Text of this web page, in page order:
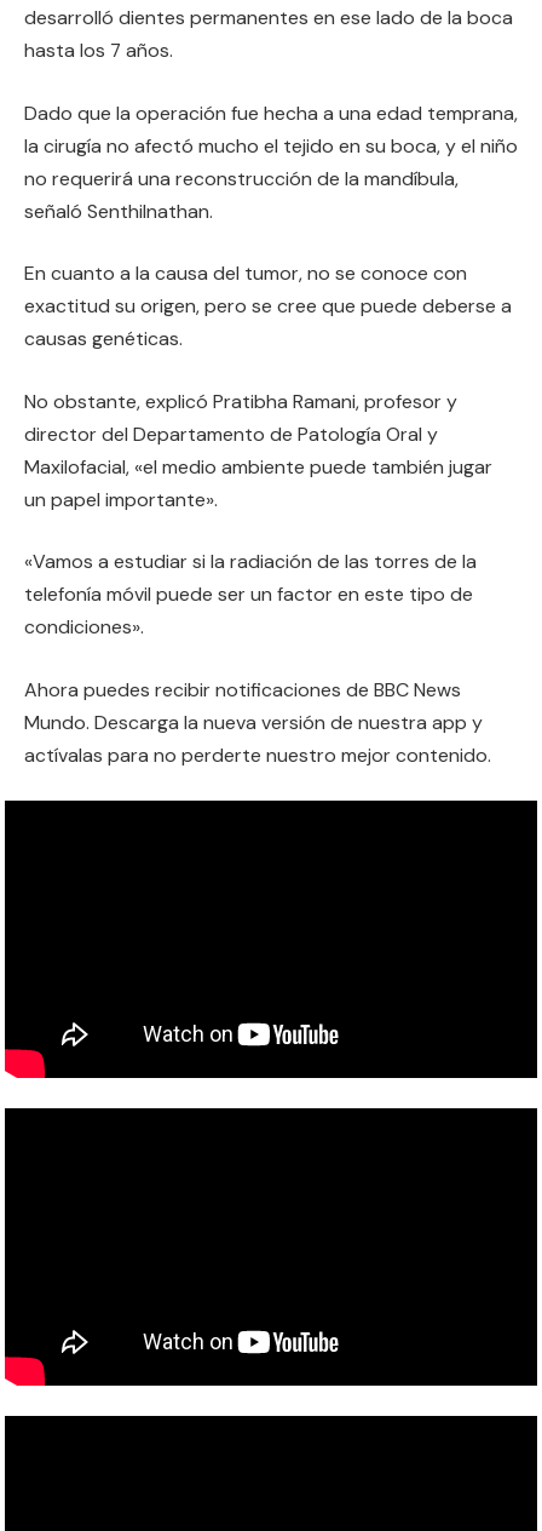
desarrolló dientes permanentes en ese lado de la boca
hasta los 7 años.
Dado que la operación fue hecha a una edad temprana,
la cirugía no afectó mucho el tejido en su boca, y el niño
no requerirá una reconstrucción de la mandíbula,
señaló Senthilnathan.
En cuanto a la causa del tumor, no se conoce con
exactitud su origen, pero se cree que puede deberse a
causas genéticas.
No obstante, explicó Pratibha Ramani, profesor y
director del Departamento de Patología Oral y
Maxilofacial, «el medio ambiente puede también jugar
un papel importante».
«Vamos a estudiar si la radiación de las torres de la
telefonía móvil puede ser un factor en este tipo de
condiciones».
Ahora puedes recibir notificaciones de BBC News
Mundo. Descarga la nueva versión de nuestra app y
actívalas para no perderte nuestro mejor contenido.